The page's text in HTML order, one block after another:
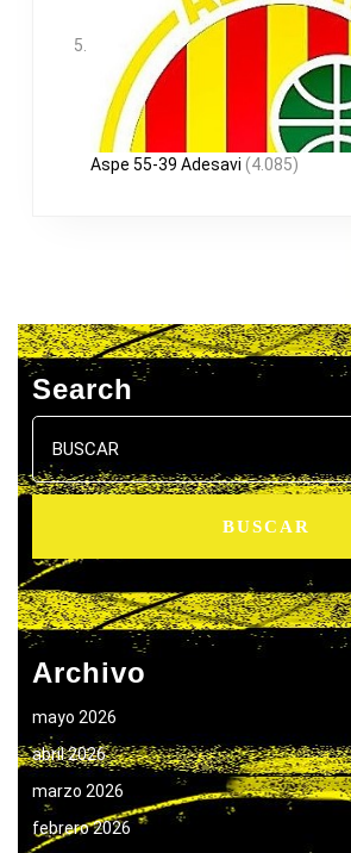
Aspe 55-39 Adesavi (4.085)
Search
Buscar:
Archivo
mayo 2026
abril 2026
marzo 2026
febrero 2026